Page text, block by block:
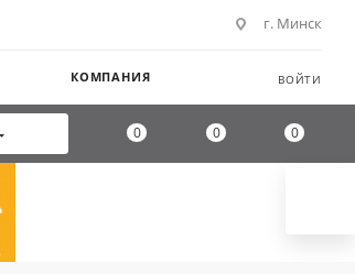
г. Минск
КОМПАНИЯ ВОЙТИ
0 0 0